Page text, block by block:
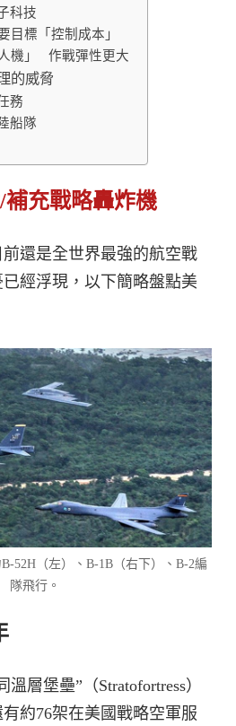
科技
目標「控制成本」
機」 作戰彈性更大
的威脅
務
船隊
充戰略轟炸機
還是全世界最強的航空戰
經浮現，以下簡略盤點美
52H（左）、B-1B（右下）、B-2編
隊飛行。
層堡壘”（Stratofortress）
約76架在美國戰略空軍服